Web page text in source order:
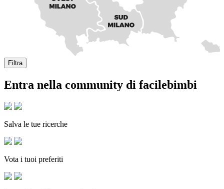
Filtra
Entra nella community di facilebimbi
Salva le tue ricerche
Vota i tuoi preferiti